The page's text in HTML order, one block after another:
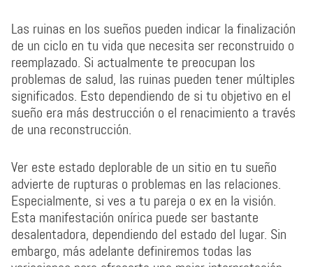
Las ruinas en los sueños pueden indicar la finalización
de un ciclo en tu vida que necesita ser reconstruido o
reemplazado. Si actualmente te preocupan los
problemas de salud, las ruinas pueden tener múltiples
significados. Esto dependiendo de si tu objetivo en el
sueño era más destrucción o el renacimiento a través
de una reconstrucción.
Ver este estado deplorable de un sitio en tu sueño
advierte de rupturas o problemas en las relaciones.
Especialmente, si ves a tu pareja o ex en la visión.
Esta manifestación onírica puede ser bastante
desalentadora, dependiendo del estado del lugar. Sin
embargo, más adelante definiremos todas las